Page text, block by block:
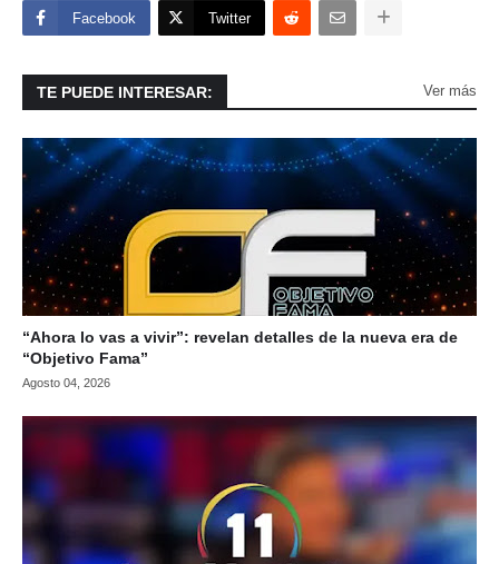
Facebook Twitter
TE PUEDE INTERESAR: Ver más
“Ahora lo vas a vivir”: revelan detalles de la nueva era de
“Objetivo Fama”
Agosto 04, 2026